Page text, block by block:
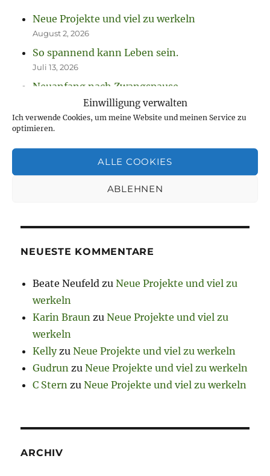
Einwilligung verwalten
Ich verwende Cookies, um meine Website und meinen Service zu
optimieren.
ALLE COOKIES
ABLEHNEN
Neue Projekte und viel zu werkeln
August 2, 2026
So spannend kann Leben sein.
Juli 13, 2026
Neuanfang nach Zwangspause
Heft 15 des Literaturtreffs Grünau: Kunst vor
Juni 14, 2026
NEUESTE KOMMENTARE
Beate Neufeld zuNeue Projekte und viel zu
werkeln
Karin Braun zuNeue Projekte und viel zu
werkeln
KellyzuNeue Projekte und viel zu werkeln
Gudrun zuNeue Projekte und viel zu werkeln
C Stern zuNeue Projekte und viel zu werkeln
ARCHIV